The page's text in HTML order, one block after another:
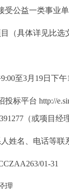
受公益一类事业
（具体详见比
至3月19日下午
投标平台 http://
（或项目经
姓名、电话等联
01-31
理